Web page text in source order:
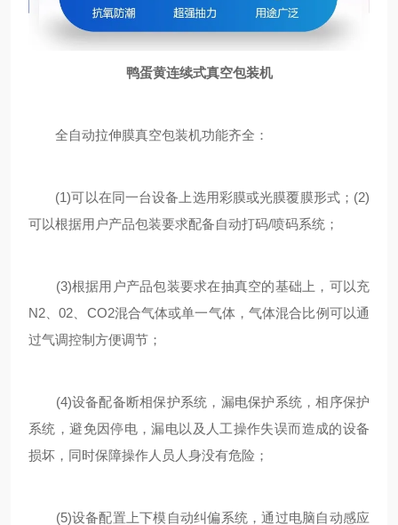
鸭蛋黄连续式真空包装机
全自动拉伸膜真空包装机功能齐全：
(1)可以在同一台设备上选用彩膜或光膜覆膜形式；(2)
可以根据用户产品包装要求配备自动打码/喷码系统；
(3)根据用户产品包装要求在抽真空的基础上，可以充
N2、02、CO2混合气体或单一气体，气体混合比例可以通
过气调控制方便调节；
(4)设备配备断相保护系统，漏电保护系统，相序保护
系统，避免因停电，漏电以及人工操作失误而造成的设备
损坏，同时保障操作人员人身没有危险；
(5)设备配置上下模自动纠偏系统，通过电脑自动感应